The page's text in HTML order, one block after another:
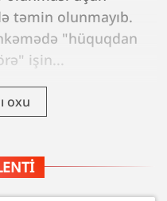
təmin olunmayıb.
"hüquqdan
işin...
oxu